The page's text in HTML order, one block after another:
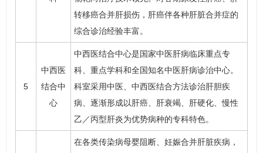
转移癌合并肝损伤，肝癌伴各种肝脏合并症的
综合诊治经验丰富。
5
中西医
结合中
心
中西医结合中心是国家中医肝病临床重点专
科、重点学科和全国知名中医肝病诊治中心。
科室采用中医、中西医结合方法诊治肝胆疾
病、逐渐形成以肝癌、肝衰竭、
肝硬化 、慢性
乙／丙型肝炎为优势病种的专科特色。
在各类传染病母婴阻断、妊娠合并肝脏疾病，